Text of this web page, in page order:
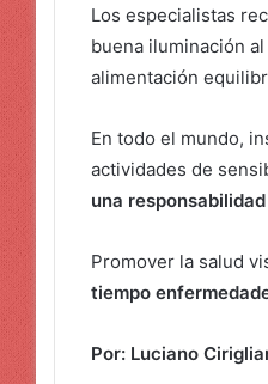
Los especialistas
buena iluminación
alimentación
En todo el mundo,
actividades de
una
Promover la salud
tiempo
Por: Luciano